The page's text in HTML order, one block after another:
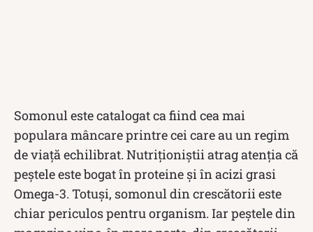
Somonul este catalogat ca fiind cea mai
populara mâncare printre cei care au un regim
de viață echilibrat. Nutriționiștii atrag atenția că
peștele este bogat în proteine și în acizi grasi
Omega-3. Totuși, somonul din crescătorii este
chiar periculos pentru organism. Iar peștele din